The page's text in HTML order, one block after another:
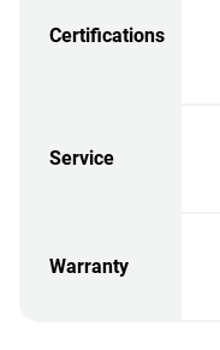
Certifications
Service
Warranty